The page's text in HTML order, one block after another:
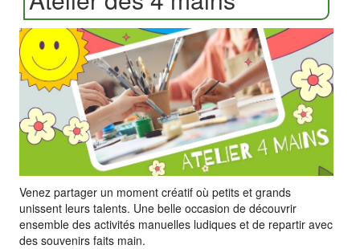
Venez partager un moment créatif où petits et grands
unissent leurs talents. Une belle occasion de découvrir
ensemble des activités manuelles ludiques et de repartir avec
des souvenirs faits main.